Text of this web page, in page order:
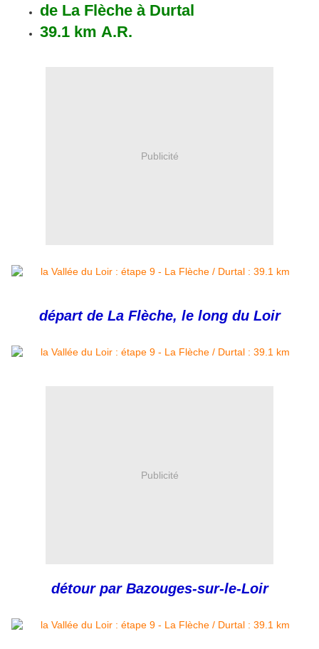
de La Flèche à Durtal
39.1 km A.R.
Publicité
départ de La Flèche, le long du Loir
Publicité
détour par Bazouges-sur-le-Loir